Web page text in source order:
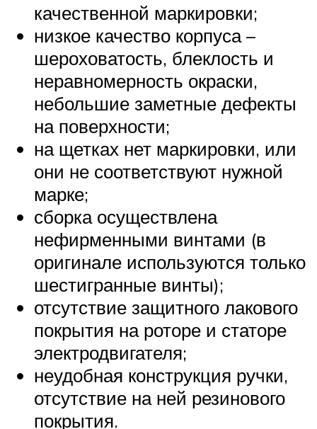
качественной маркировки;
низкое качество корпуса –
шероховатость, блеклость и
неравномерность окраски,
небольшие заметные дефекты
на поверхности;
на щетках нет маркировки, или
они не соответствуют нужной
марке;
сборка осуществлена
нефирменными винтами (в
оригинале используются только
шестигранные винты);
отсутствие защитного лакового
покрытия на роторе и статоре
электродвигателя;
неудобная конструкция ручки,
отсутствие на ней резинового
покрытия.